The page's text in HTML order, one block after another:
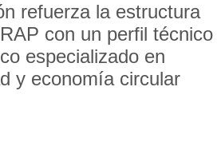
refuerza la estructura
con un perfil técnico
especializado en
y economía circular